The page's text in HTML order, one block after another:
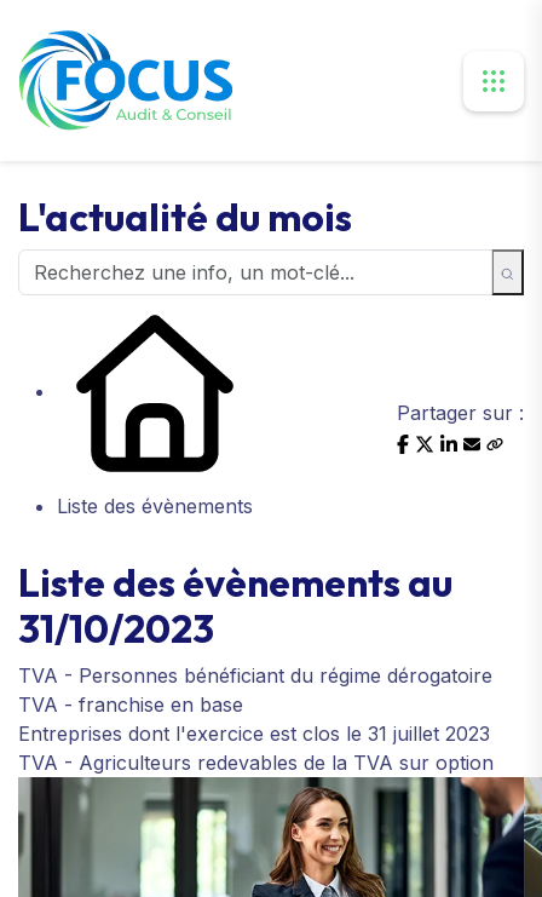
L'actualité du mois
Liste des évènements
Partager sur :
Liste des évènements au
31/10/2023
TVA - Personnes bénéficiant du régime dérogatoire
TVA - franchise en base
Entreprises dont l'exercice est clos le 31 juillet 2023
TVA - Agriculteurs redevables de la TVA sur option